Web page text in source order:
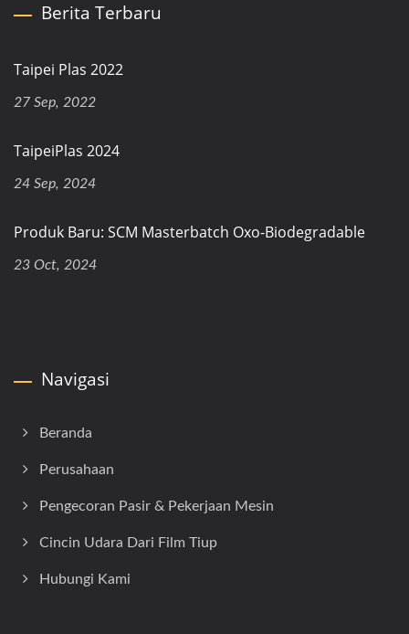
Berita Terbaru
Taipei Plas 2022
27 Sep, 2022
TaipeiPlas 2024
24 Sep, 2024
Produk Baru: SCM Masterbatch Oxo-Biodegradable
23 Oct, 2024
Navigasi
Beranda
Perusahaan
Pengecoran Pasir & Pekerjaan Mesin
Cincin Udara Dari Film Tiup
Hubungi Kami